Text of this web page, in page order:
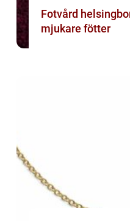
Fotvård
mjukare fötter